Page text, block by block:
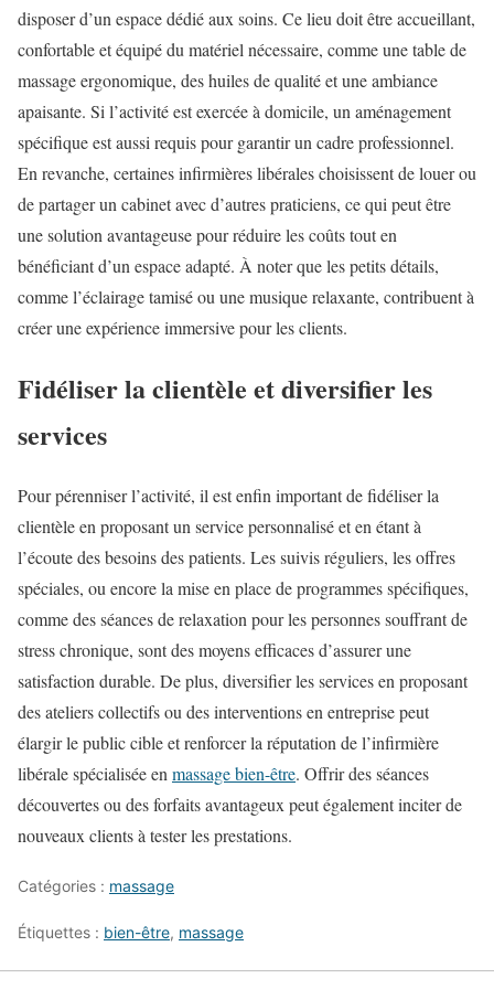
disposer d’un espace dédié aux soins. Ce lieu doit être accueillant,
confortable et équipé du matériel nécessaire, comme une table de
massage ergonomique, des huiles de qualité et une ambiance
apaisante. Si l’activité est exercée à domicile, un aménagement
spécifique est aussi requis pour garantir un cadre professionnel.
En revanche, certaines infirmières libérales choisissent de louer ou
de partager un cabinet avec d’autres praticiens, ce qui peut être
une solution avantageuse pour réduire les coûts tout en
bénéficiant d’un espace adapté. À noter que les petits détails,
comme l’éclairage tamisé ou une musique relaxante, contribuent à
créer une expérience immersive pour les clients.
Fidéliser la clientèle et diversifier les
services
Pour pérenniser l’activité, il est enfin important de fidéliser la
clientèle en proposant un service personnalisé et en étant à
l’écoute des besoins des patients. Les suivis réguliers, les offres
spéciales, ou encore la mise en place de programmes spécifiques,
comme des séances de relaxation pour les personnes souffrant de
stress chronique, sont des moyens efficaces d’assurer une
satisfaction durable. De plus, diversifier les services en proposant
des ateliers collectifs ou des interventions en entreprise peut
élargir le public cible et renforcer la réputation de l’infirmière
libérale spécialisée en massage bien-être. Offrir des séances
découvertes ou des forfaits avantageux peut également inciter de
nouveaux clients à tester les prestations.
Catégories : massage
Étiquettes : bien-être, massage